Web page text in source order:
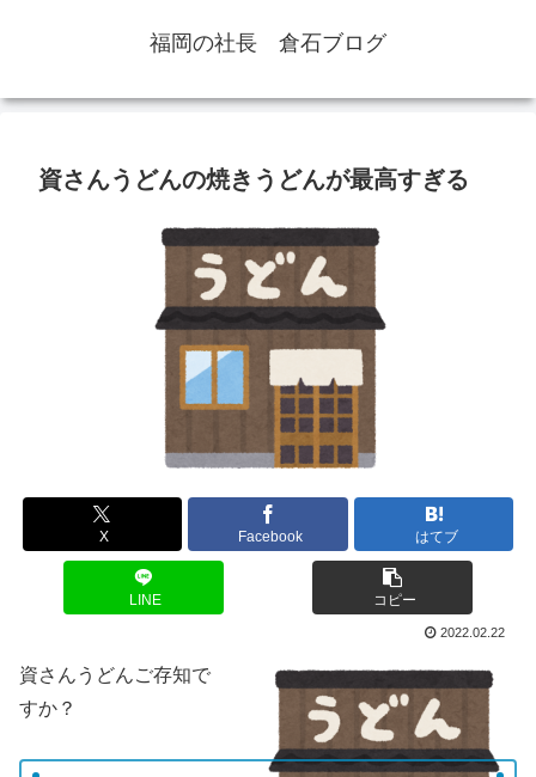
福岡の社長 倉石ブログ
資さんうどんの焼きうどんが最高すぎる
X Facebook はてブ
LINE コピー
2022.02.22
資さんうどんご存知で
すか？